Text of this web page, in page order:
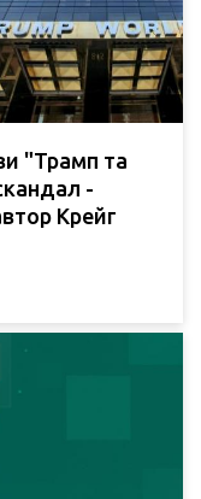
"Трамп та
-
Крейг